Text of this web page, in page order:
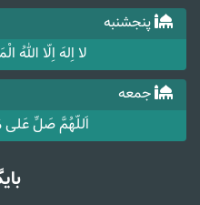
پنجشنبه
لا اِلهَ اِلّا
جمعه
اَللّهُمَّ صَلِّ